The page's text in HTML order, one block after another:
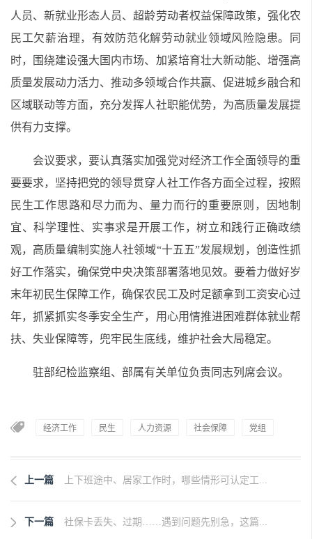
人员、新就业形态人员、超龄劳动者权益保障政策，强化农
民工欠薪治理，有效防范化解劳动就业领域风险隐患。同
时，围绕建设强大国内市场、加紧培育壮大新动能、增强高
质量发展动力活力、推动多领域合作共赢、促进城乡融合和
区域联动等方面，充分发挥人社职能优势，为高质量发展提
供有力支撑。
会议要求，要认真落实加强党对经济工作全面领导的重
要要求，坚持把党的领导贯穿人社工作各方面全过程，按照
民生工作思路和尽力而为、量力而行的重要原则，因地制
宜、科学理性、实事求是开展工作，树立和践行正确政绩
观，高质量编制实施人社领域“十五五”发展规划，创造性抓
好工作落实，确保党中央决策部署落地见效。要着力做好岁
末年初民生保障工作，确保农民工及时足额拿到工资安心过
年，抓紧抓实冬季安全生产，用心用情推进困难群体就业帮
扶、失业保障等，兜牢民生底线，维护社会大局稳定。
驻部纪检监察组、部属有关单位负责同志列席会议。
经济工作 民生 人力资源 社会保障 党组
上一篇 上下班途中、居家工作时，哪些情形可认定工...
下一篇 社保卡丢失、过期……遇到问题先别急，这篇...